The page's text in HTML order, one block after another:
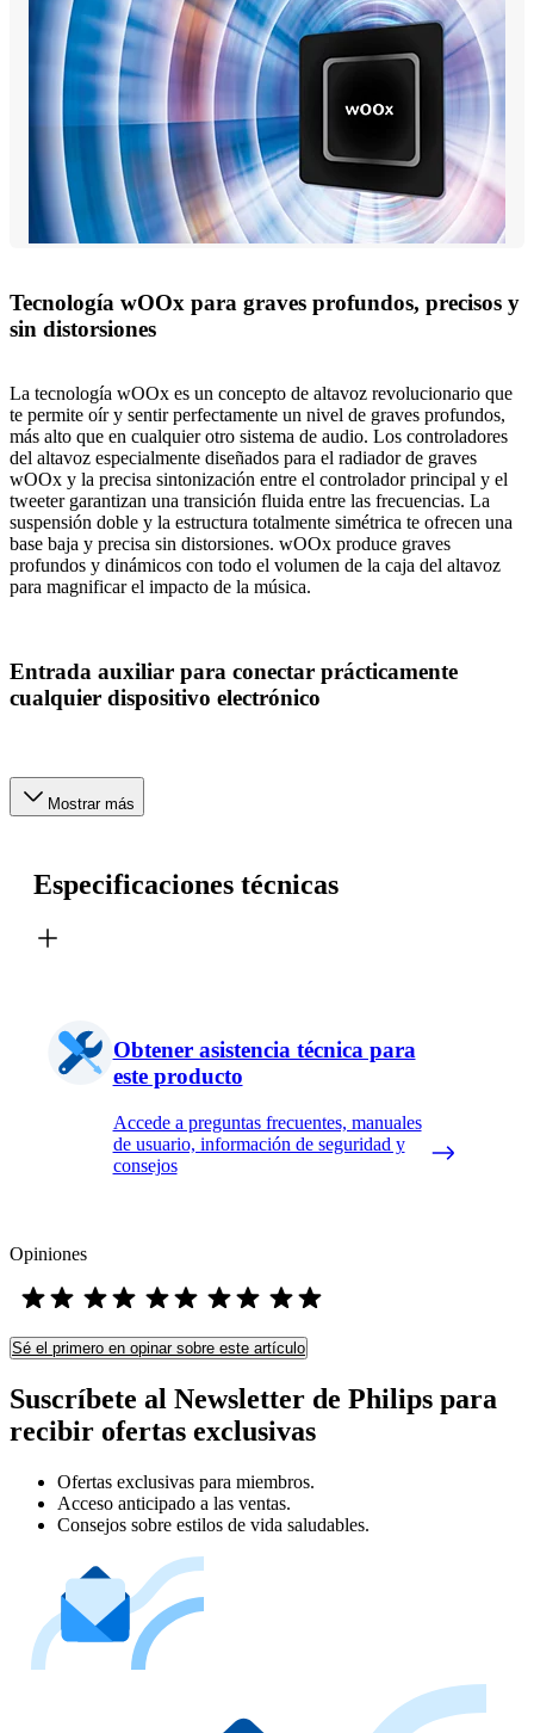
Tecnología wOOx para graves profundos, precisos y
sin distorsiones
La tecnología wOOx es un concepto de altavoz revolucionario que
te permite oír y sentir perfectamente un nivel de graves profundos,
más alto que en cualquier otro sistema de audio. Los controladores
del altavoz especialmente diseñados para el radiador de graves
wOOx y la precisa sintonización entre el controlador principal y el
tweeter garantizan una transición fluida entre las frecuencias. La
suspensión doble y la estructura totalmente simétrica te ofrecen una
base baja y precisa sin distorsiones. wOOx produce graves
profundos y dinámicos con todo el volumen de la caja del altavoz
para magnificar el impacto de la música.
Entrada auxiliar para conectar prácticamente
cualquier dispositivo electrónico
Mostrar más
Especificaciones técnicas
Obtener asistencia técnica para
este producto
Accede a preguntas frecuentes, manuales
de usuario, información de seguridad y
consejos
Opiniones
Sé el primero en opinar sobre este artículo
Suscríbete al Newsletter de Philips para
recibir ofertas exclusivas
Ofertas exclusivas para miembros.
Acceso anticipado a las ventas.
Consejos sobre estilos de vida saludables.